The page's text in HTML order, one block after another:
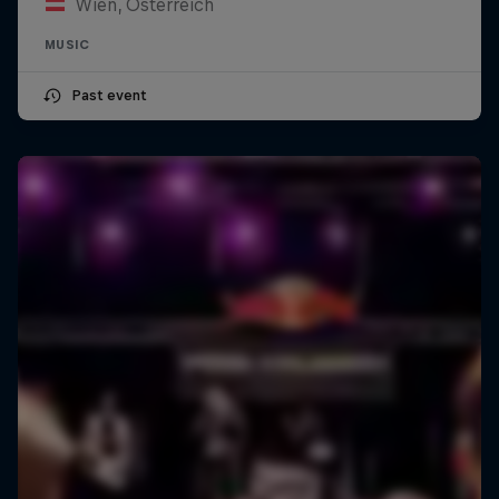
Wien, Österreich
MUSIC
Past event